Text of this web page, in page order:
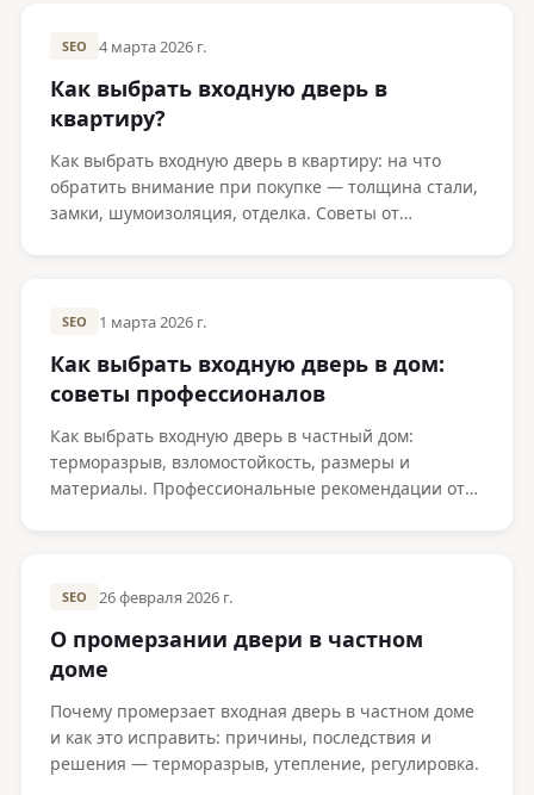
SEO 4 марта 2026 г.
Как выбрать входную дверь в
квартиру?
Как выбрать входную дверь в квартиру: на что
обратить внимание при покупке — толщина стали,
замки, шумоизоляция, отделка. Советы от
SEO 1 марта 2026 г.
Как выбрать входную дверь в дом:
советы профессионалов
Как выбрать входную дверь в частный дом:
терморазрыв, взломостойкость, размеры и
материалы. Профессиональные рекомендации от
SEO 26 февраля 2026 г.
О промерзании двери в частном
доме
Почему промерзает входная дверь в частном доме
и как это исправить: причины, последствия и
решения — терморазрыв, утепление, регулировка.